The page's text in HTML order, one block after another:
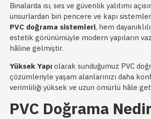
Binalarda ısı, ses ve güvenlik yalıtımı
unsurlardan biri pencere ve kapı
PVC doğrama sistemleri, hem
estetik görünümüyle modern yapıların
hâline gelmiştir.
Yüksek Yapı olarak sunduğumuz PVC
çözümleriyle yaşam alanlarınızı daha
verimliliği yüksek ve uzun ömürlü hâle
PVC Doğrama